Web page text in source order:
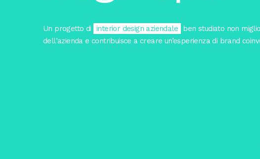
Un progetto di interior design aziendale
ben studiato non
dell’azienda e contribuisce a creare un’esperienza di brand